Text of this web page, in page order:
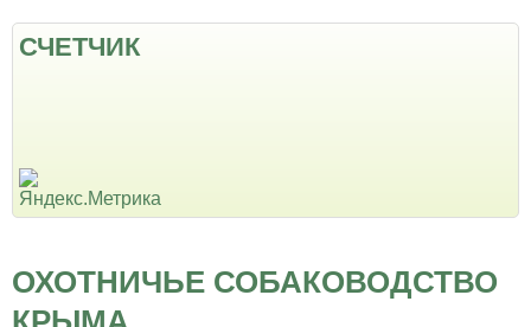
СЧЕТЧИК
ОХОТНИЧЬЕ СОБАКОВОДСТВО